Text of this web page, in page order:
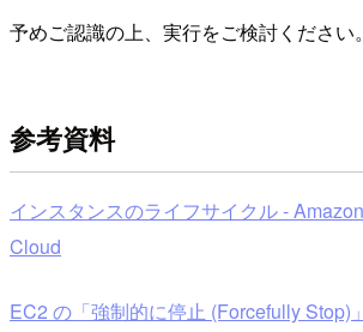
予めご認識の上、実行をご検討ください。
参考資料
インスタンスのライフサイクル -
Cloud
EC2 の「強制的に停止 (Forcefully Stop)